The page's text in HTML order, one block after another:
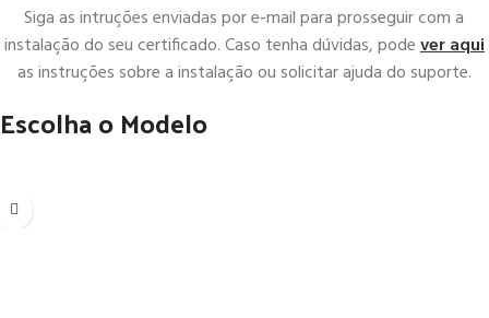
Siga as intruções enviadas por e-mail para prosseguir com a
instalação do seu certificado. Caso tenha dúvidas, podever aqui
as instruções sobre a instalação ou solicitar ajuda do suporte.
Escolha o Modelo